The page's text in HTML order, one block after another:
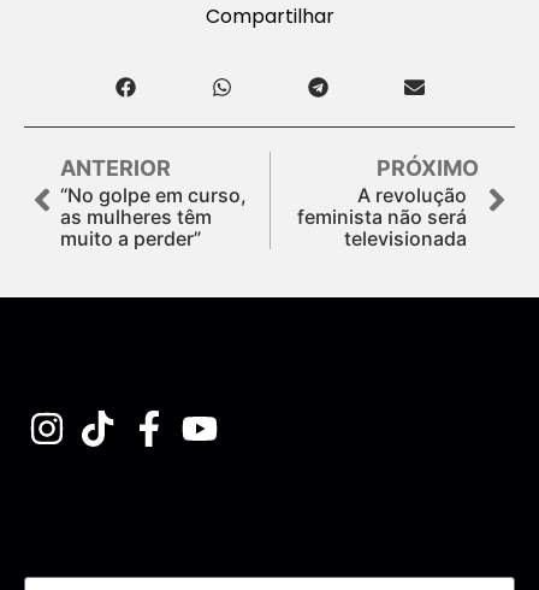
Compartilhar
ANTERIOR
“No golpe em curso,
as mulheres têm
muito a perder”
PRÓXIMO
A revolução
feminista não será
televisionada